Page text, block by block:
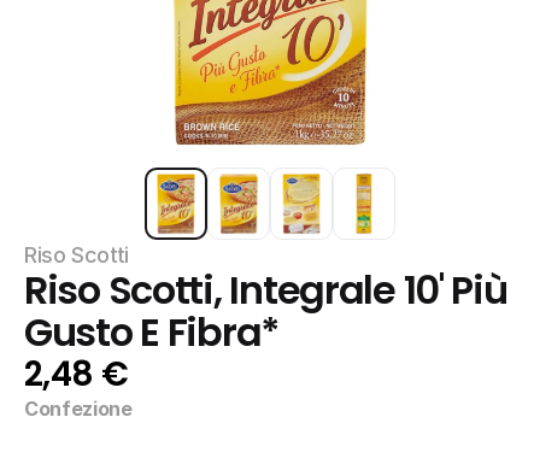
Riso Scotti
Riso Scotti, Integrale 10' Più
Gusto E Fibra*
2,48 €
Confezione